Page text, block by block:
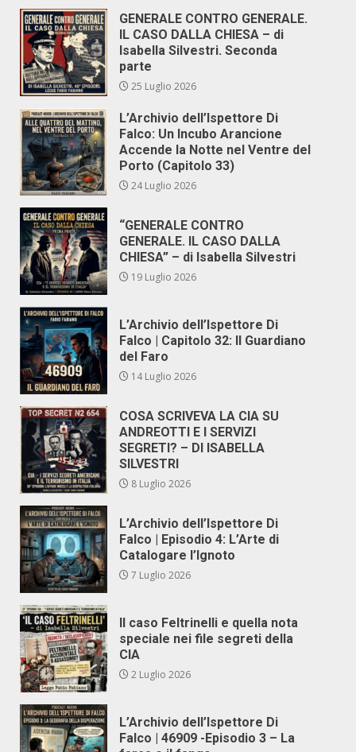
GENERALE CONTRO GENERALE.
IL CASO DALLA CHIESA – di
Isabella Silvestri. Seconda
parte
25 Luglio 2026
L’Archivio dell’Ispettore Di
Falco: Un Incubo Arancione
Accende la Notte nel Ventre del
Porto (Capitolo 33)
24 Luglio 2026
“GENERALE CONTRO
GENERALE. IL CASO DALLA
CHIESA” – di Isabella Silvestri
19 Luglio 2026
L’Archivio dell’Ispettore Di
Falco | Capitolo 32: Il Guardiano
del Faro
14 Luglio 2026
COSA SCRIVEVA LA CIA SU
ANDREOTTI E I SERVIZI
SEGRETI? – DI ISABELLA
SILVESTRI
8 Luglio 2026
L’Archivio dell’Ispettore Di
Falco | Episodio 4: L’Arte di
Catalogare l’Ignoto
7 Luglio 2026
Il caso Feltrinelli e quella nota
speciale nei file segreti della
CIA
2 Luglio 2026
L’Archivio dell’Ispettore Di
Falco | 46909 -Episodio 3 – La